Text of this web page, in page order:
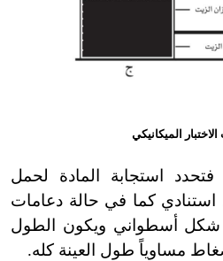
فتحدد استجابة المادة لحمل
استنادي كما في حالة دعامات
شكل أسطواني ويكون الطول
مساوياً طول العينة كله.